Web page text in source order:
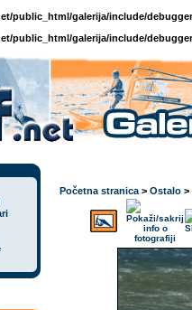
public_html/galerija/include/
public_html/galerija/include/
Početna stranica > Ostalo >